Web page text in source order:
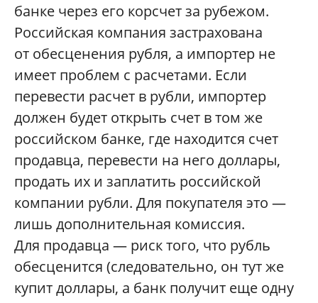
банке через его корсчет за рубежом.
Российская компания застрахована
от обесценения рубля, а импортер не
имеет проблем с расчетами. Если
перевести расчет в рубли, импортер
должен будет открыть счет в том же
российском банке, где находится счет
продавца, перевести на него доллары,
продать их и заплатить российской
компании рубли. Для покупателя это —
лишь дополнительная комиссия.
Для продавца — риск того, что рубль
обесценится (следовательно, он тут же
купит доллары, а банк получит еще одну